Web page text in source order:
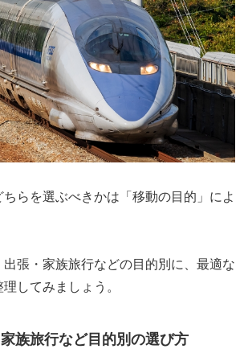
らを選ぶべきかは「移動の目的」によ
出張・家族旅行などの目的別に、最適な
してみましょう。
族旅行など目的別の選び方